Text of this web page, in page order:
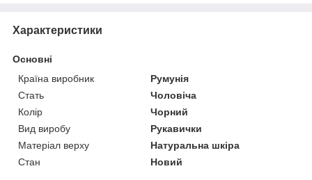
Характеристики
Основні
Країна виробник
Румунія
Стать
Чоловіча
Колір
Чорний
Вид виробу
Рукавички
Матеріал верху
Натуральна шкіра
Стан
Новий